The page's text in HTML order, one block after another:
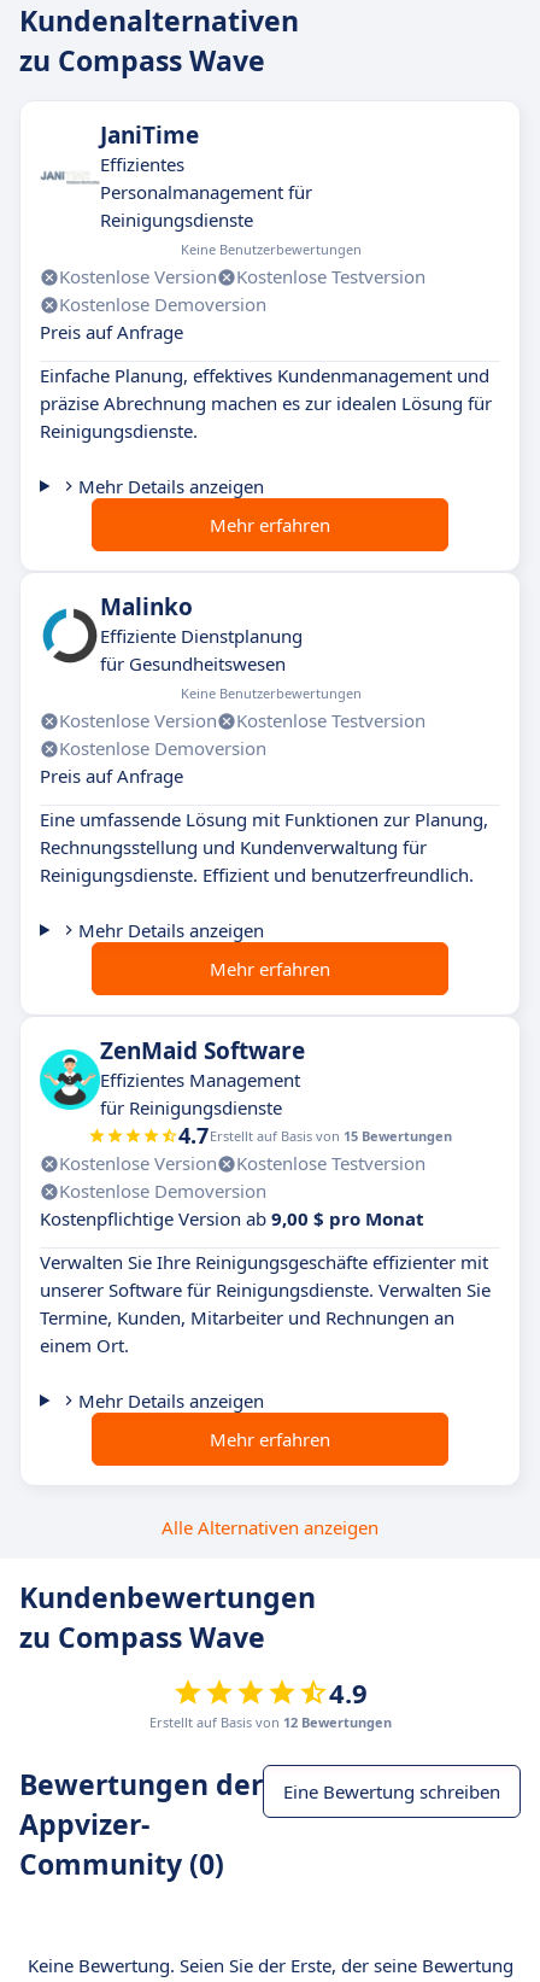
Kundenalternativen
zu Compass Wave
JaniTime
Effizientes
Personalmanagement für
Reinigungsdienste
Keine Benutzerbewertungen
Kostenlose Version
Kostenlose Testversion
Kostenlose Demoversion
Preis auf Anfrage
Einfache Planung, effektives Kundenmanagement und
präzise Abrechnung machen es zur idealen Lösung für
Reinigungsdienste.
Mehr Details anzeigen
Mehr erfahren
Malinko
Effiziente Dienstplanung
für Gesundheitswesen
Keine Benutzerbewertungen
Kostenlose Version
Kostenlose Testversion
Kostenlose Demoversion
Preis auf Anfrage
Eine umfassende Lösung mit Funktionen zur Planung,
Rechnungsstellung und Kundenverwaltung für
Reinigungsdienste. Effizient und benutzerfreundlich.
Mehr Details anzeigen
Mehr erfahren
ZenMaid Software
Effizientes Management
für Reinigungsdienste
4.7Erstellt auf Basis von 15 Bewertungen
Kostenlose Version
Kostenlose Testversion
Kostenlose Demoversion
Kostenpflichtige Version ab 9,00 $ pro Monat
Verwalten Sie Ihre Reinigungsgeschäfte effizienter mit
unserer Software für Reinigungsdienste. Verwalten Sie
Termine, Kunden, Mitarbeiter und Rechnungen an
einem Ort.
Mehr Details anzeigen
Mehr erfahren
Alle Alternativen anzeigen
Kundenbewertungen
zu Compass Wave
4.9
Erstellt auf Basis von 12 Bewertungen
Bewertungen der
Appvizer-
Community (0)
Eine Bewertung schreiben
Keine Bewertung. Seien Sie der Erste, der seine Bewertung